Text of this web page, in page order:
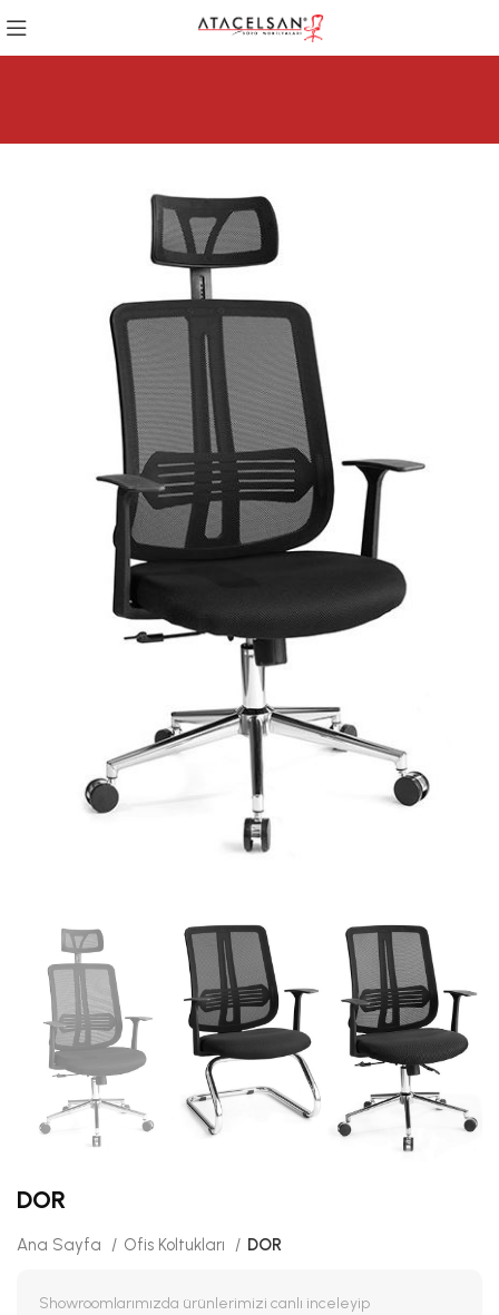
DOR
Ana Sayfa Ofis Koltukları DOR
Showroomlarımızda ürünlerimizi canlı inceleyip